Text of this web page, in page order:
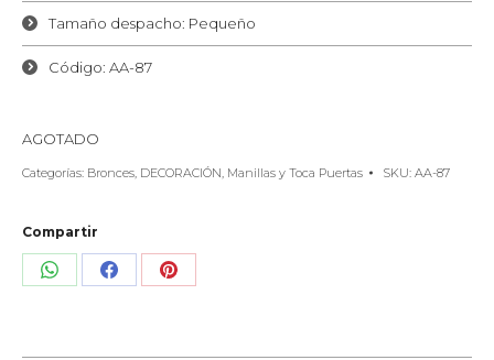
Tamaño despacho: Pequeño
Código: AA-87
AGOTADO
Categorías: Bronces, DECORACIÓN, Manillas y Toca Puertas SKU: AA-87
Compartir
Share Share Share